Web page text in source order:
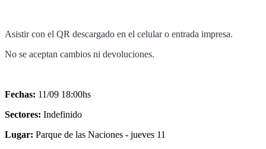
Asistir con el QR descargado en el celular o entrada impresa.
No se aceptan cambios ni devoluciones.
Fechas: 11/09 18:00hs
Sectores: Indefinido
Lugar: Parque de las Naciones - jueves 11